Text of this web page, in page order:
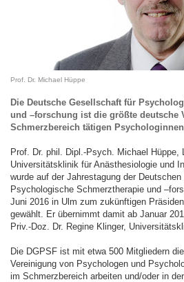
Prof. Dr. Michael Hüppe
Die Deutsche Gesellschaft für
und –forschung ist die größte deutsche
Schmerzbereich tätigen
Prof. Dr. phil. Dipl.-Psych. Michael Hüppe,
Universitätsklinik für Anästhesiologie und
wurde auf der Jahrestagung der
Psychologische Schmerztherapie und
Juni 2016 in Ulm zum zukünftigen
gewählt. Er übernimmt damit ab Januar
Priv.-Doz. Dr. Regine Klinger,
Die DGPSF ist mit etwa 500 Mitgliedern
Vereinigung von Psychologen und
im Schmerzbereich arbeiten und/oder in